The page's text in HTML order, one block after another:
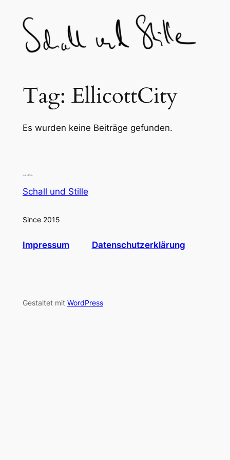
content
Tag: EllicottCity
Es wurden keine Beiträge gefunden.
Schall und Stille
Since 2015
Impressum Datenschutzerklärung
Gestaltet mit WordPress